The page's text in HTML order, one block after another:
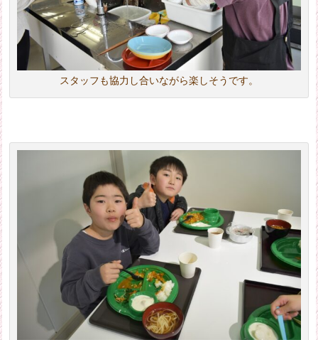
スタッフも協力し合いながら楽しそうです。